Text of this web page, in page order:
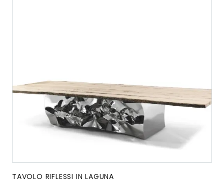
TAVOLO RIFLESSI IN LAGUNA